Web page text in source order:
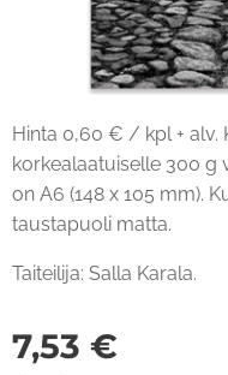
Hinta 0,60 € / kpl + alv.
korkealaatuiselle 300 g
on A6 (148 x 105 mm).
taustapuoli matta.
Taiteilija: Salla Karala.
7,53 €